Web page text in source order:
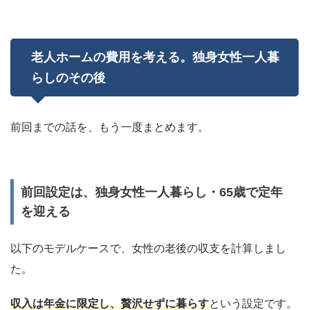
老人ホームの費用を考える。独身女性一人暮
らしのその後
前回までの話を、もう一度まとめます。
前回設定は、独身女性一人暮らし・65歳で定年
を迎える
以下のモデルケースで、女性の老後の収支を計算しまし
た。
収入は年金に限定し、贅沢せずに暮らすという設定です。